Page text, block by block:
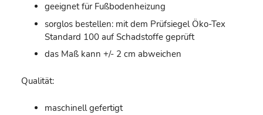
geeignet für Fußbodenheizung
sorglos bestellen: mit dem Prüfsiegel Öko-Tex
Standard 100 auf Schadstoffe geprüft
das Maß kann +/- 2 cm abweichen
Qualität:
maschinell gefertigt